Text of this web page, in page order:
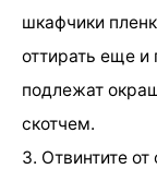
шкафчики
оттирать еще и
подлежат
скотчем.
3. Отвинтите